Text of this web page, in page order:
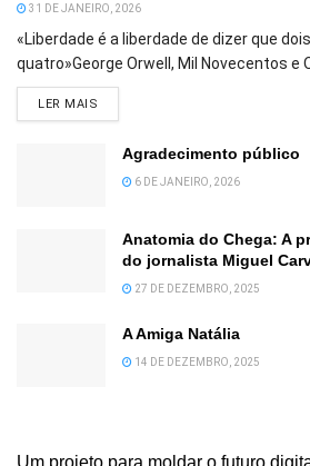
31 DE JANEIRO, 2026
«Liberdade é a liberdade de dizer que
quatro»George Orwell, Mil Novecentos e
LER MAIS
Agradecimento público
6 DE JANEIRO, 2026
Anatomia do Chega: A
do jornalista Miguel
27 DE DEZEMBRO, 2025
A Amiga Natália
14 DE DEZEMBRO, 2025